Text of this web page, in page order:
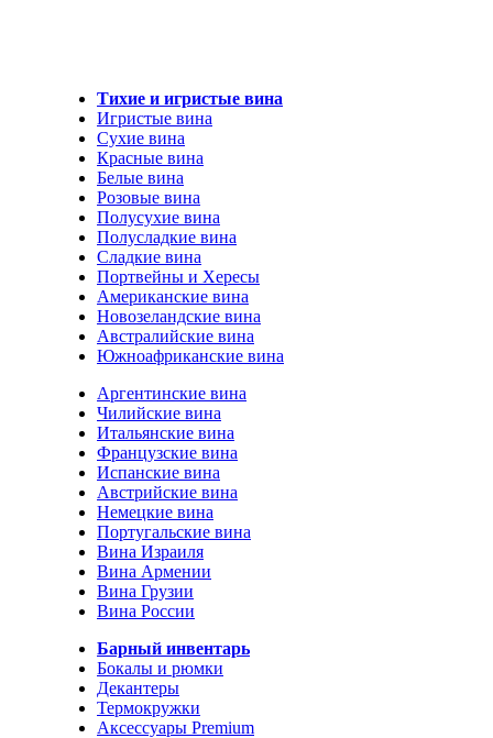
Тихие и игристые вина
Игристые вина
Сухие вина
Красные вина
Белые вина
Розовые вина
Полусухие вина
Полусладкие вина
Сладкие вина
Портвейны и Хересы
Американские вина
Новозеландские вина
Австралийские вина
Южноафриканские вина
Аргентинские вина
Чилийские вина
Итальянские вина
Французские вина
Испанские вина
Австрийские вина
Немецкие вина
Португальские вина
Вина Израиля
Вина Армении
Вина Грузии
Вина России
Барный инвентарь
Бокалы и рюмки
Декантеры
Термокружки
Аксессуары Premium